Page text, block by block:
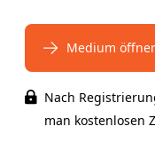
Medium
Nach
man kostenlosen